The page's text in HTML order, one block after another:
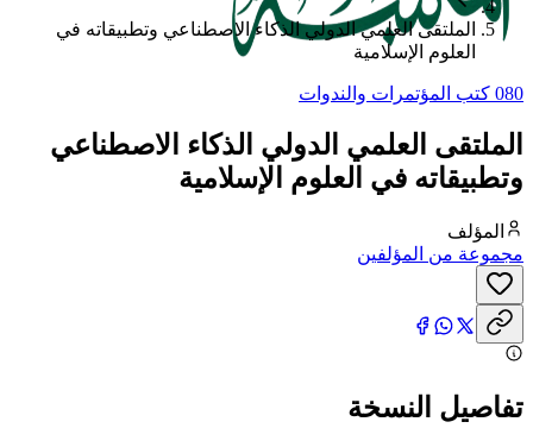
الملتقى العلمي الدولي الذكاء الاصطناعي وتطبيقاته في
العلوم الإسلامية
080 كتب المؤتمرات والندوات
الملتقى العلمي الدولي الذكاء الاصطناعي
وتطبيقاته في العلوم الإسلامية
المؤلف
مجموعة من المؤلفين
تفاصيل النسخة